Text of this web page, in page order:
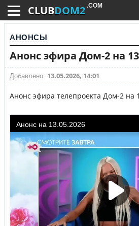
CLUBDOM2 .COM
АНОНСЫ
Анонс эфира Дом-2 на
Добавлено: 13.05.2026, 14:01
Анонс эфира телепроекта Дом-2 на